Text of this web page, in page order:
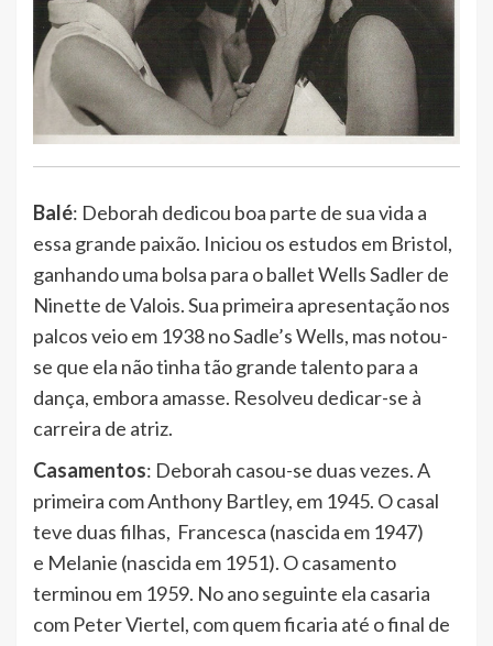
Balé: Deborah dedicou boa parte de sua vida a
essa grande paixão. Iniciou os estudos em Bristol,
ganhando uma bolsa para o ballet Wells Sadler de
Ninette de Valois. Sua primeira apresentação nos
palcos veio em 1938 no Sadle’s Wells, mas notou-
se que ela não tinha tão grande talento para a
dança, embora amasse. Resolveu dedicar-se à
carreira de atriz.
Casamentos: Deborah casou-se duas vezes. A
primeira com Anthony Bartley, em 1945. O casal
teve duas filhas, Francesca (nascida em 1947)
e Melanie (nascida em 1951). O casamento
terminou em 1959. No ano seguinte ela casaria
com Peter Viertel, com quem ficaria até o final de